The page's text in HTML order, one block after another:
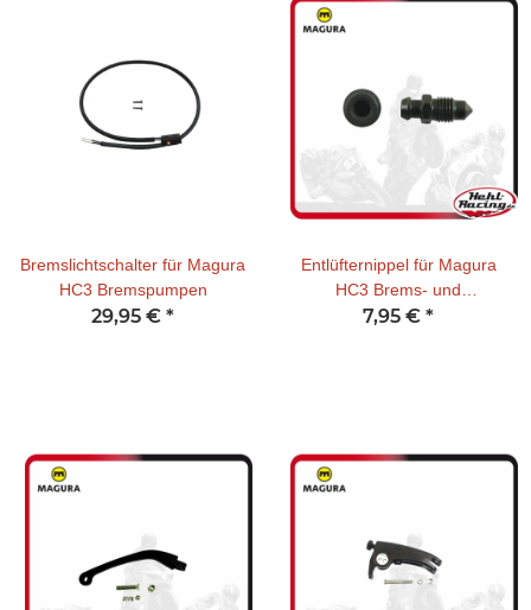
Bremslichtschalter für Magura
HC3 Bremspumpen
29,95 € *
Entlüfternippel für Magura
HC3 Brems- und
Kupplungspumpen
7,95 € *